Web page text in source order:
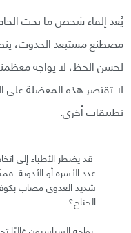
يُعد إلقاء شخص ما تحت
مصطنع مستبعد الحدوث،
لحسن الحظ، لا يواجه
لا تقتصر هذه المعضلة على
تطبيقات أخرى:
قد يضطر الأطباء إلى
عدد الأسرة أو
الجناح؟